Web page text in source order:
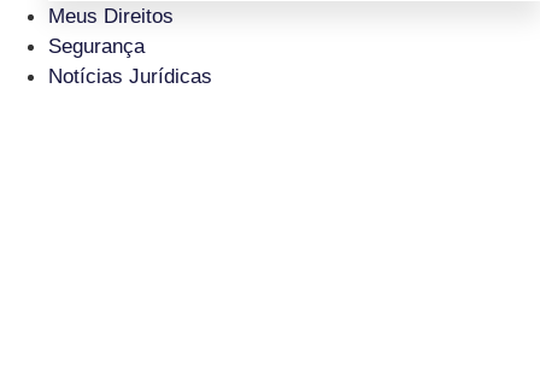
Meus Direitos
Segurança
Notícias Jurídicas